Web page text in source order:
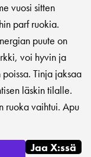
vuosi sitten
parf ruokia.
puute on
voi hyvin ja
Tinja jaksaa
läskin tilalle.
ruoka vaihtui. Apu
Jaa X:ssä